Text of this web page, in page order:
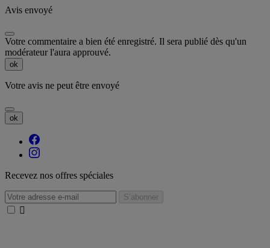
Avis envoyé
Votre commentaire a bien été enregistré. Il sera publié dès qu'un
modérateur l'aura approuvé.
ok
Votre avis ne peut être envoyé
ok
Recevez nos offres spéciales
